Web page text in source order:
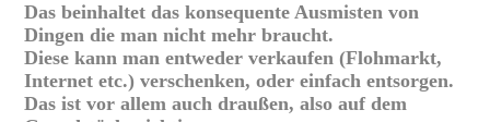
Das beinhaltet das konsequente Ausmisten von
Dingen die man nicht mehr braucht.
Diese kann man entweder verkaufen (Flohmarkt,
Internet etc.) verschenken, oder einfach entsorgen.
Das ist vor allem auch draußen, also auf dem